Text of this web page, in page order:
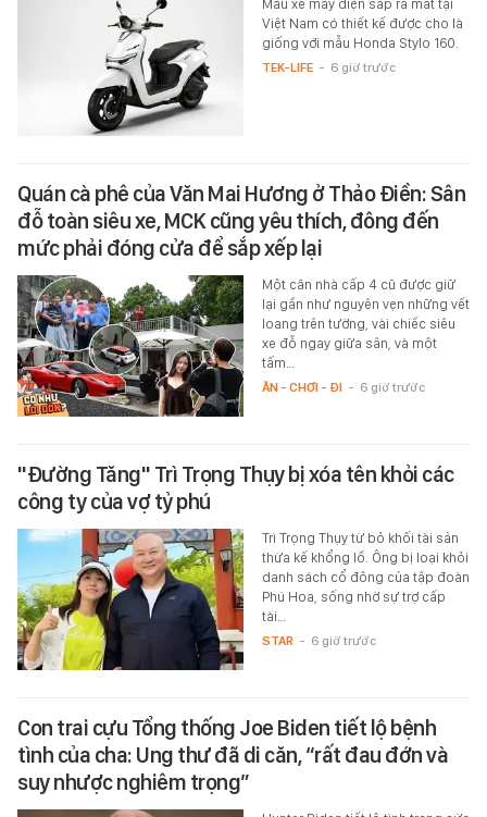
Mẫu xe máy điện sắp ra mắt tại
Việt Nam có thiết kế được cho là
giống với mẫu Honda Stylo 160.
TEK-LIFE - 6 giờ trước
Quán cà phê của Văn Mai Hương ở Thảo Điền: Sân
đỗ toàn siêu xe, MCK cũng yêu thích, đông đến
mức phải đóng cửa để sắp xếp lại
Một căn nhà cấp 4 cũ được giữ
lại gần như nguyên vẹn những vết
loang trên tường, vài chiếc siêu
xe đỗ ngay giữa sân, và một
tấm…
ĂN - CHƠI - ĐI - 6 giờ trước
"Đường Tăng" Trì Trọng Thụy bị xóa tên khỏi các
công ty của vợ tỷ phú
Trì Trọng Thụy từ bỏ khối tài sản
thừa kế khổng lồ. Ông bị loại khỏi
danh sách cổ đông của tập đoàn
Phú Hoa, sống nhờ sự trợ cấp
tài…
STAR - 6 giờ trước
Con trai cựu Tổng thống Joe Biden tiết lộ bệnh
tình của cha: Ung thư đã di căn, “rất đau đớn và
suy nhược nghiêm trọng”